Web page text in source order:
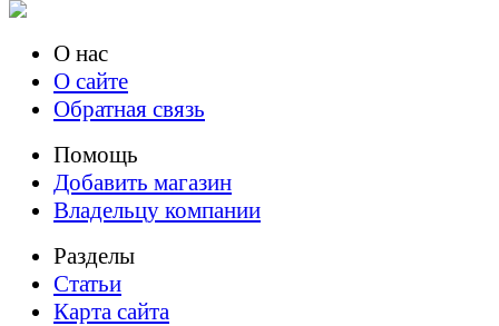
О нас
О сайте
Обратная связь
Помощь
Добавить магазин
Владельцу компании
Разделы
Статьи
Карта сайта